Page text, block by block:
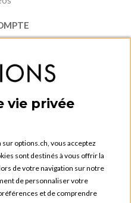
compte
de commande
vie privée
options.ch, vous acceptez
sont destinés à vous offrir la
de votre navigation sur notre
de personnaliser votre
et de comprendre